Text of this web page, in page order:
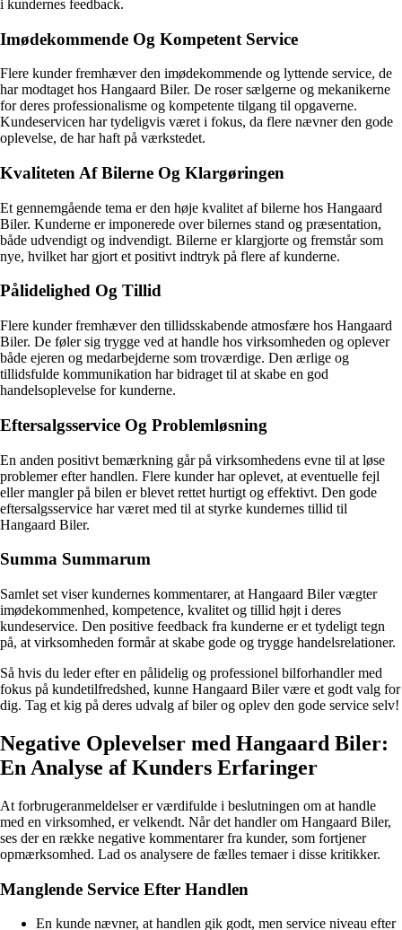
i kundernes feedback.
Imødekommende Og Kompetent Service
Flere kunder fremhæver den imødekommende og lyttende service, de
har modtaget hos Hangaard Biler. De roser sælgerne og mekanikerne
for deres professionalisme og kompetente tilgang til opgaverne.
Kundeservicen har tydeligvis været i fokus, da flere nævner den gode
oplevelse, de har haft på værkstedet.
Kvaliteten Af Bilerne Og Klargøringen
Et gennemgående tema er den høje kvalitet af bilerne hos Hangaard
Biler. Kunderne er imponerede over bilernes stand og præsentation,
både udvendigt og indvendigt. Bilerne er klargjorte og fremstår som
nye, hvilket har gjort et positivt indtryk på flere af kunderne.
Pålidelighed Og Tillid
Flere kunder fremhæver den tillidsskabende atmosfære hos Hangaard
Biler. De føler sig trygge ved at handle hos virksomheden og oplever
både ejeren og medarbejderne som troværdige. Den ærlige og
tillidsfulde kommunikation har bidraget til at skabe en god
handelsoplevelse for kunderne.
Eftersalgsservice Og Problemløsning
En anden positivt bemærkning går på virksomhedens evne til at løse
problemer efter handlen. Flere kunder har oplevet, at eventuelle fejl
eller mangler på bilen er blevet rettet hurtigt og effektivt. Den gode
eftersalgsservice har været med til at styrke kundernes tillid til
Hangaard Biler.
Summa Summarum
Samlet set viser kundernes kommentarer, at Hangaard Biler vægter
imødekommenhed, kompetence, kvalitet og tillid højt i deres
kundeservice. Den positive feedback fra kunderne er et tydeligt tegn
på, at virksomheden formår at skabe gode og trygge handelsrelationer.
Så hvis du leder efter en pålidelig og professionel bilforhandler med
fokus på kundetilfredshed, kunne Hangaard Biler være et godt valg for
dig. Tag et kig på deres udvalg af biler og oplev den gode service selv!
Negative Oplevelser med Hangaard Biler:
En Analyse af Kunders Erfaringer
At forbrugeranmeldelser er værdifulde i beslutningen om at handle
med en virksomhed, er velkendt. Når det handler om Hangaard Biler,
ses der en række negative kommentarer fra kunder, som fortjener
opmærksomhed. Lad os analysere de fælles temaer i disse kritikker.
Manglende Service Efter Handlen
En kunde nævner, at handlen gik godt, men service niveau efter